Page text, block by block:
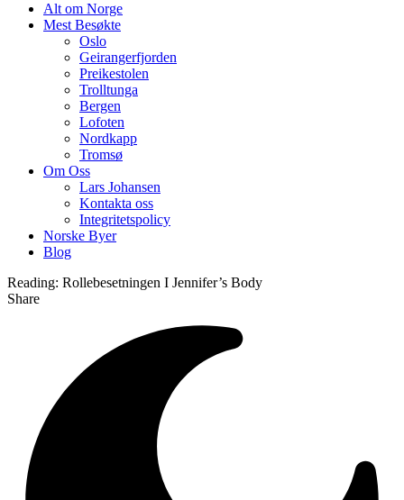
Alt om Norge
Mest Besøkte
Oslo
Geirangerfjorden
Preikestolen
Trolltunga
Bergen
Lofoten
Nordkapp
Tromsø
Om Oss
Lars Johansen
Kontakta oss
Integritetspolicy
Norske Byer
Blog
Reading: Rollebesetningen I Jennifer’s Body
Share